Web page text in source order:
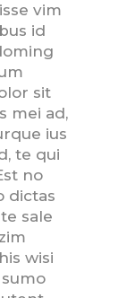
vim
id
sit
mei ad,
ius
te qui
no
dictas
sale
wisi